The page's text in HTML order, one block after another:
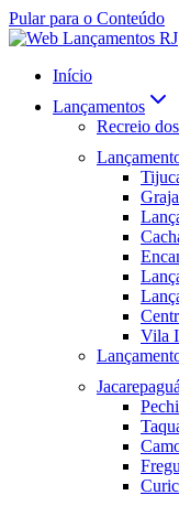
Pular para o Conteúdo
Início
Lançamentos
Recreio
Vila
Jacarepaguá